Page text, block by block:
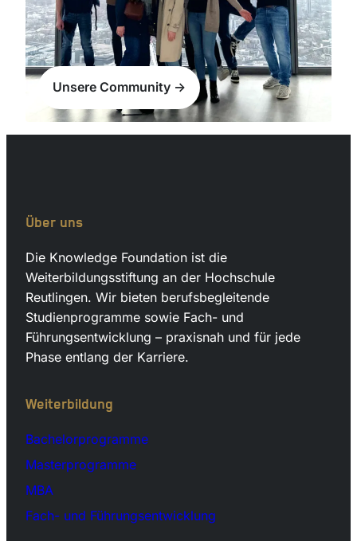
Unsere Community ->
Über uns
Die Knowledge Foundation ist die
Weiterbildungsstiftung an der Hochschule
Reutlingen. Wir bieten berufsbegleitende
Studienprogramme sowie Fach- und
Führungsentwicklung – praxisnah und für jede
Phase entlang der Karriere.
Weiterbildung
Bachelorprogramme
Masterprogramme
MBA
Fach- und Führungsentwicklung